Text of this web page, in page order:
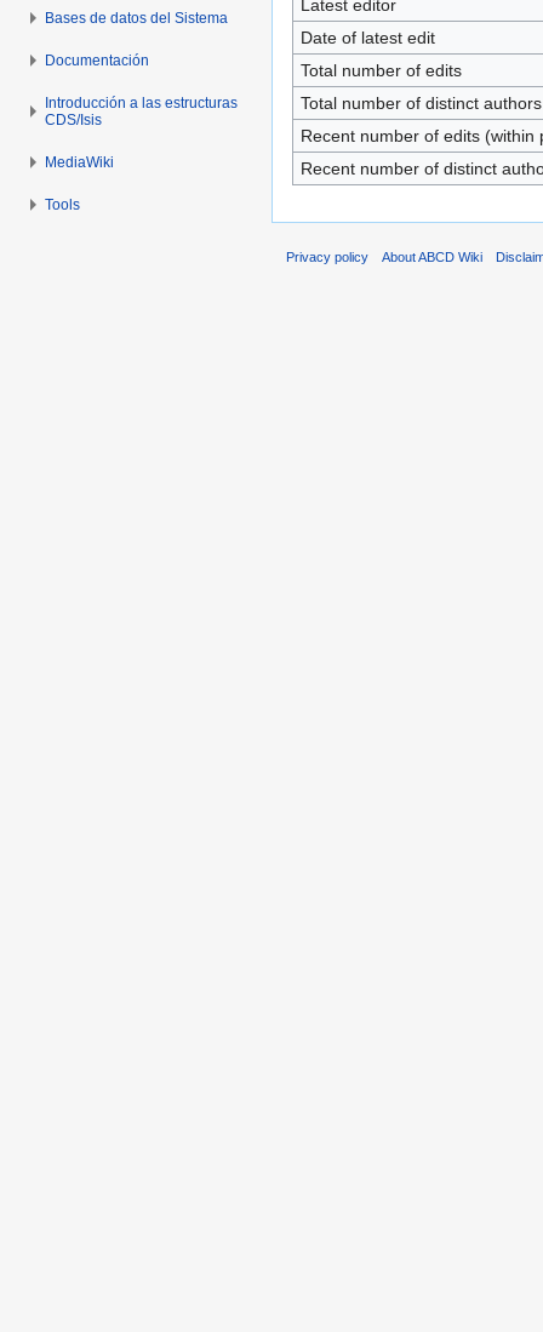
Latest editor
Date of latest edit
Total number of edits
Total number of distinct authors
Recent number of edits (within
Recent number of distinct
Bases de datos del Sistema
Documentación
Introducción a las estructuras
CDS/Isis
MediaWiki
Tools
Privacy policy About ABCD Wiki